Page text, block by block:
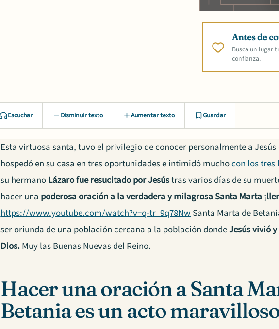
Antes de
Busca un lugar
confianza.
Escuchar Disminuir texto Aumentar texto Guardar
Esta virtuosa santa, tuvo el privilegio de conocer personalmente a Jesús
hospedó en su casa en tres oportunidades e intimidó muchocon los tres
su hermanoLázaro fue resucitado por Jesústras varios días de su
hacer una poderosa oración a la verdadera y milagrosa Santa Marta ¡
https://www.youtube.com/watch?v=q-tr_9q78NwSanta Marta de
ser oriunda de una población cercana a la población dondeJesús vivió
Dios.Muy las Buenas Nuevas del Reino.
Hacer una oración a Santa
Betania es un acto